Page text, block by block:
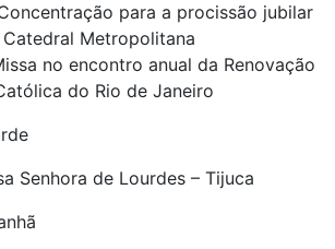
para a procissão jubilar
Metropolitana
no encontro anual da Renovação
do Rio de Janeiro
Senhora de Lourdes – Tijuca